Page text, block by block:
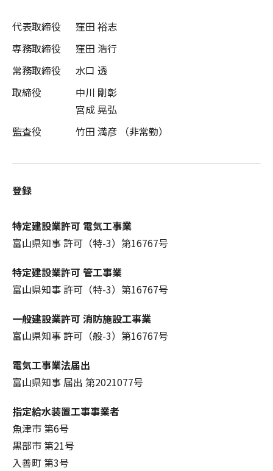
代表取締役
窪田 裕志
専務取締役
窪田 浩行
常務取締役
水口 透
取締役
中川 剛彰
宮成 晃弘
監査役
竹田 満彦 （非常勤）
登録
特定建設業許可 電気工事業
富山県知事 許可（特-3）第16767号
特定建設業許可 管工事業
富山県知事 許可（特-3）第16767号
一般建設業許可 消防施設工事業
富山県知事 許可（般-3）第16767号
電気工事業法届出
富山県知事 届出 第2021077号
指定給水装置工事事業者
魚津市 第6号
黒部市 第21号
入善町 第3号